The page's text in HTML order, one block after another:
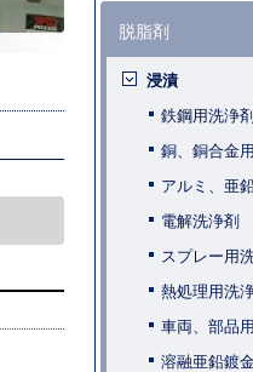
脱脂剤
浸漬
鉄鋼用洗浄剤
銅、銅合金
アルミ、亜
電解洗浄剤
スプレー用
熱処理用洗
車両、部品
溶融亜鉛鍍